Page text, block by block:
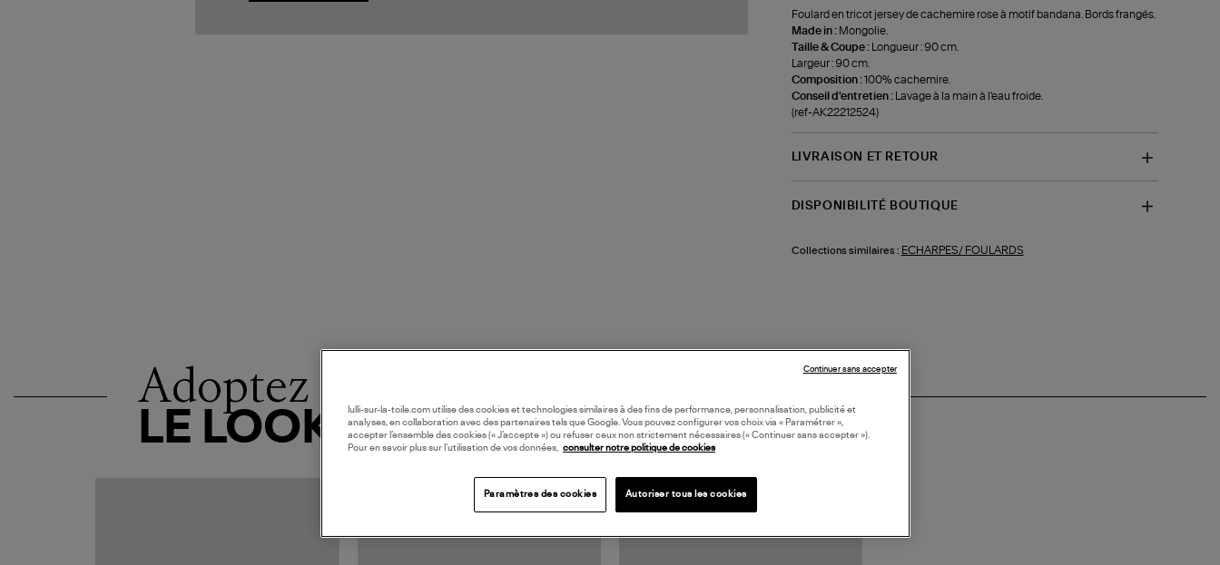
Foulard en tricot jersey de cachemire rose à motif bandana. Bords frangés.
Made in : Mongolie.
Taille & Coupe :
Longueur : 90 cm.
Largeur : 90 cm.
Composition :100% cachemire.
Conseil d'entretien :
Lavage à la main à l'eau froide.
(ref-AK22212524)
LIVRAISON ET RETOUR
DISPONIBILITÉ BOUTIQUE
Collections similaires : ECHARPES/ FOULARDS
Adoptez
LE LOOK
COLLABORATION
lulli-sur-la-toile.com utilise des cookies et technologies similaires à des fins de performance, personnalisation, publicité et
analyses, en collaboration avec des partenaires tels que Google. Vous pouvez configurer vos choix via « Paramétrer »,
accepter l’ensemble des cookies (« J’accepte ») ou refuser ceux non strictement nécessaires (« Continuer sans accepter »).
Pour en savoir plus sur l’utilisation de vos données,
consulter notre politique de cookies
Paramètres des cookies Autoriser tous les cookies
Continuer sans accepter